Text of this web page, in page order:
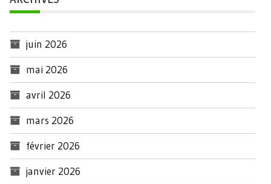
juin 2026
mai 2026
avril 2026
mars 2026
février 2026
janvier 2026